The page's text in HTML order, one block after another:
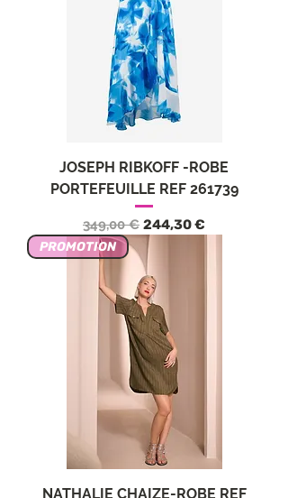
JOSEPH RIBKOFF -ROBE
PORTEFEUILLE REF 261739
Precio
349,00 € Precio de oferta
244,30 €
PROMOTION
NATHALIE CHAIZE-ROBE REF